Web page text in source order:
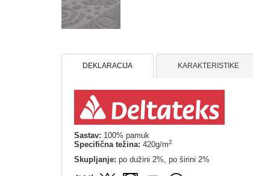
DEKLARACIJA KARAKTERISTIKE
Sastav: 100% pamuk
Specifična težina: 420g/m2
Skupljanje: po dužini 2%, po širini 2%